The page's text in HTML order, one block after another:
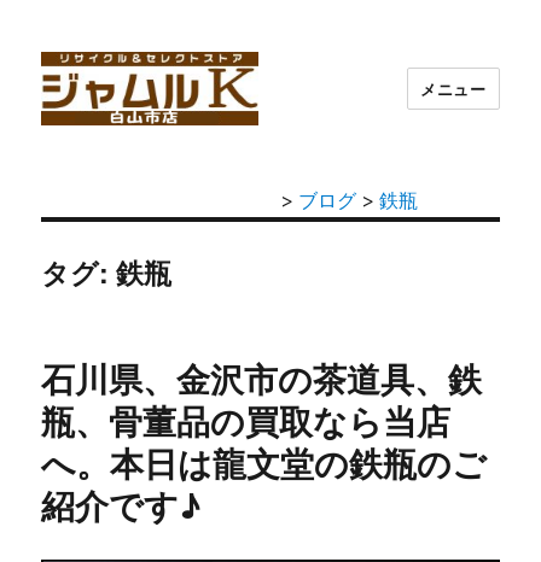
メニュー
> ブログ > 鉄瓶
タグ: 鉄瓶
石川県、金沢市の茶道具、鉄
瓶、骨董品の買取なら当店
へ。本日は龍文堂の鉄瓶のご
紹介です♪